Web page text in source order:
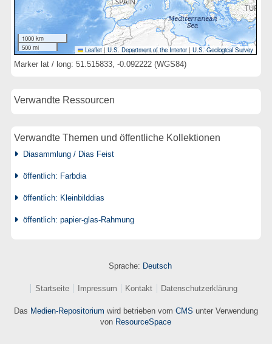
1000 km
500 mi
Leaflet | U.S. Department of the Interior|U.S. Geological Survey
Marker lat / long: 51.515833, -0.092222 (WGS84)
Verwandte Ressourcen
Verwandte Themen und öffentliche Kollektionen
Diasammlung / Dias Feist
öffentlich: Farbdia
öffentlich: Kleinbilddias
öffentlich: papier-glas-Rahmung
Sprache: Deutsch
Startseite Impressum Kontakt Datenschutzerklärung
Das Medien-Repositorium wird betrieben vom CMS unter Verwendung
von ResourceSpace